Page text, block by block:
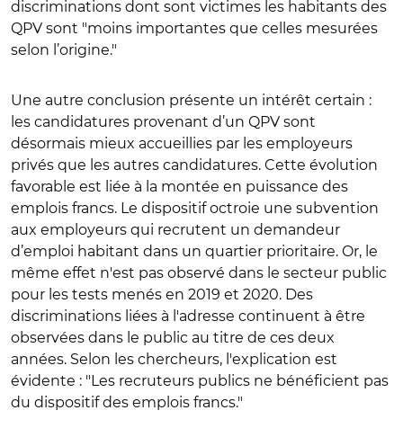
discriminations dont sont victimes les habitants des
QPV sont "moins importantes que celles mesurées
selon l’origine."
Une autre conclusion présente un intérêt certain :
les candidatures provenant d’un QPV sont
désormais mieux accueillies par les employeurs
privés que les autres candidatures. Cette évolution
favorable est liée à la montée en puissance des
emplois francs. Le dispositif octroie une subvention
aux employeurs qui recrutent un demandeur
d’emploi habitant dans un quartier prioritaire. Or, le
même effet n'est pas observé dans le secteur public
pour les tests menés en 2019 et 2020. Des
discriminations liées à l'adresse continuent à être
observées dans le public au titre de ces deux
années. Selon les chercheurs, l'explication est
évidente : "Les recruteurs publics ne bénéficient pas
du dispositif des emplois francs."